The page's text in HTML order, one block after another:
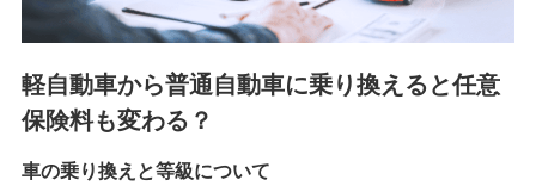
(https://www.jishin.co.jp/)
スマートプラス少額短期保険株式会社
チューリッヒ少額短期保険株式会社
(https://www.zurichssi.co.jp/)
(https://www.tokiomarine-x.co.jp/)
軽自動車から普通自動車に乗り換えると任意
保険料も変わる？
車の乗り換えと等級について